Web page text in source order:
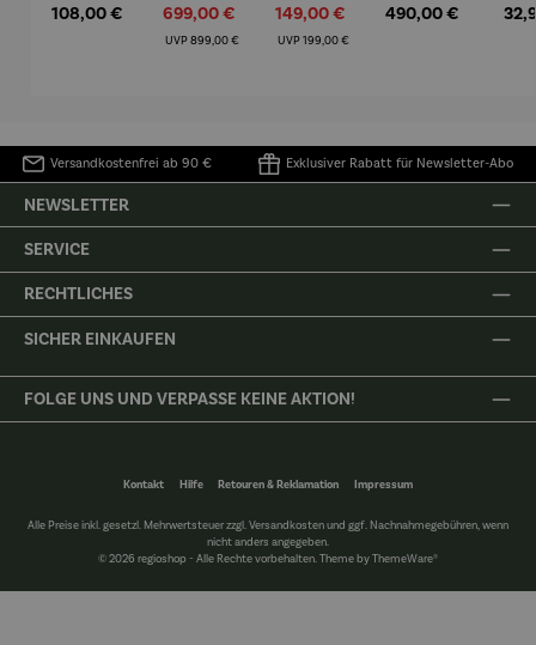
Mütz
Regulärer Preis:
108,00 €
m – Valor
Verkaufspreis:
699,00 €
UVP Regulärer Preis:
899,00 €
Verkaufspreis:
149,00 €
UVPRegulärer Preis:
199,00 €
Collioure"
Regulärer Preis:
490,00 €
Versandkostenfrei ab 90 € Exklusiver Rabatt für Newsletter-Abo
NEWSLETTER
SERVICE
RECHTLICHES
SICHER EINKAUFEN
FOLGE UNS UND VERPASSE KEINE AKTION!
Kontakt Hilfe Retouren & Reklamation Impressum
Alle Preise inkl. gesetzl. Mehrwertsteuer zzgl.Versandkostenund ggf. Nachnahmegebühren, wenn
nicht anders angegeben.
© 2026 regioshop - Alle Rechte vorbehalten. Theme byThemeWare®